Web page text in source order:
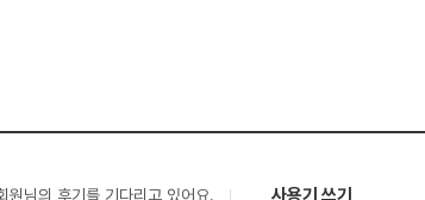
원님의 후기를 기다리고 있어요. 사용기 쓰기